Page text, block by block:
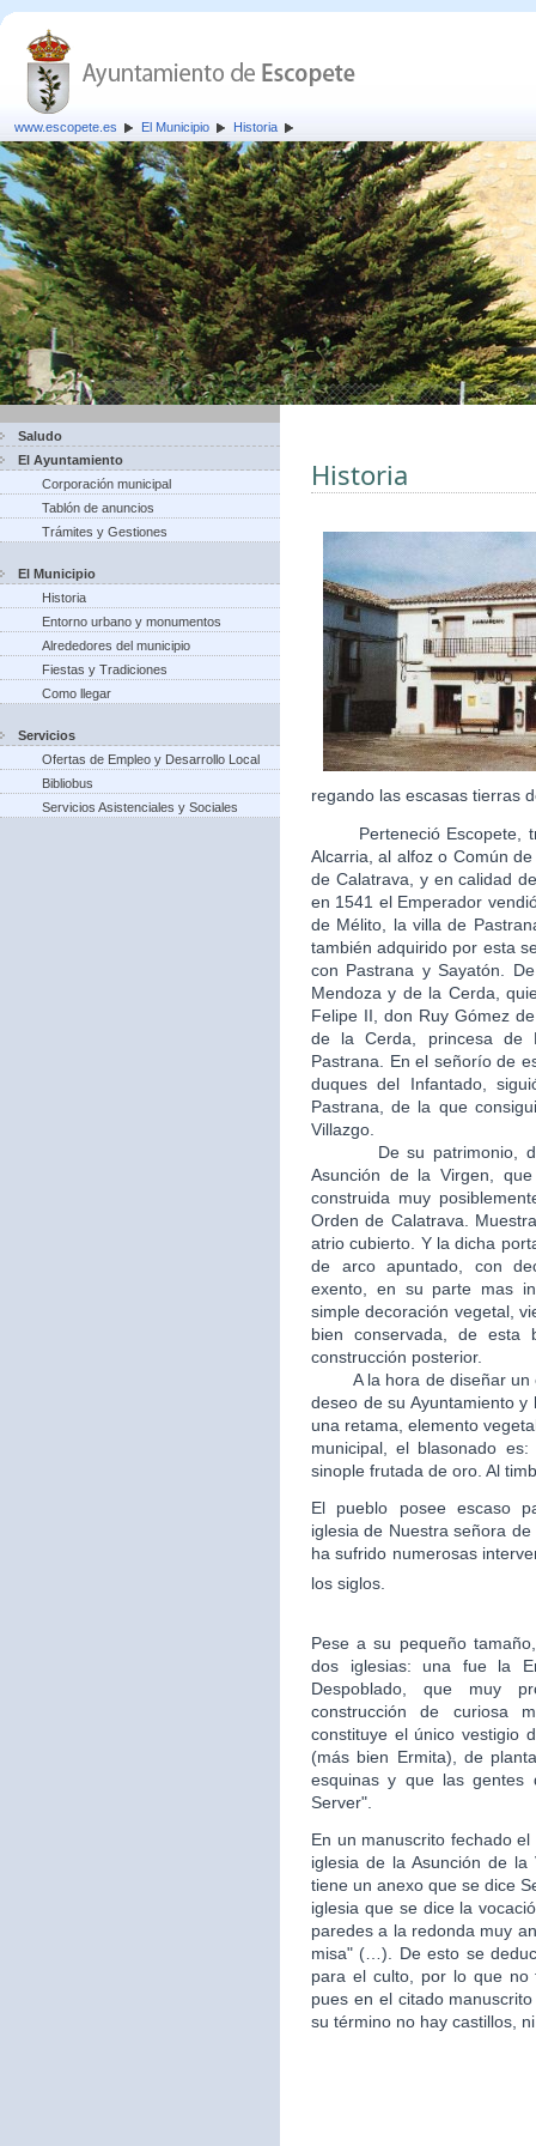
www.escopete.es El Municipio Historia
Saludo
El Ayuntamiento
Corporación municipal
Tablón de anuncios
Trámites y Gestiones
El Municipio
Historia
Entorno urbano y monumentos
Alrededores del municipio
Fiestas y Tradiciones
Como llegar
Servicios
Ofertas de Empleo y Desarrollo Local
Bibliobus
Servicios Asistenciales y Sociales
Historia
regando las escasas tierras
Perteneció Escopete,
Alcarria, al alfoz o Común
de Calatrava, y en calidad
en 1541 el Emperador
de Mélito, la villa de
también adquirido por esta
con Pastrana y Sayatón.
Mendoza y de la Cerda,
Felipe II, don Ruy Gómez
de la Cerda, princesa de
Pastrana. En el señorío de
duques del Infantado,
Pastrana, de la que
Villazgo.
De su patrimonio,
Asunción de la Virgen,
construida muy
Orden de Calatrava.
atrio cubierto. Y la dicha
de arco apuntado, con
exento, en su parte mas
simple decoración vegetal,
bien conservada, de
construcción posterior.
A la hora de diseñar un
deseo de su Ayuntamiento
una retama, elemento
municipal, el blasonado
sinople frutada de oro. Al
El pueblo posee escaso
iglesia de Nuestra señora
ha sufrido numerosas
los siglos.
Pese a su pequeño
dos iglesias: una fue la
Despoblado, que muy
construcción de curiosa
constituye el único vestigio
(más bien Ermita), de
esquinas y que las gentes
Server".
En un manuscrito fechado
iglesia de la Asunción de
tiene un anexo que se dice
iglesia que se dice la
paredes a la redonda muy
misa" (…). De esto se
para el culto, por lo que no
pues en el citado
su término no hay castillos,